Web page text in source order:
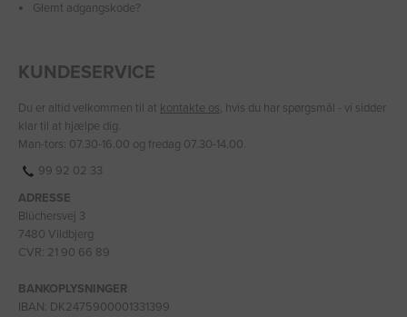
Glemt adgangskode?
KUNDESERVICE
Du er altid velkommen til at kontakte os, hvis du har spørgsmål - vi sidder
klar til at hjælpe dig.
Man-tors: 07.30-16.00 og fredag 07.30-14.00.
99 92 02 33
ADRESSE
Blüchersvej 3
7480 Vildbjerg
CVR: 21 90 66 89
BANKOPLYSNINGER
IBAN: DK2475900001331399